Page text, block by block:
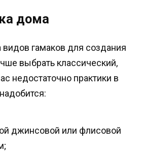
дома
гамаков для создания
выбрать классический,
недостаточно практики в
джинсовой или флисовой